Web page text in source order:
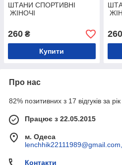
ШТАНИ СПОРТИВНІ
ЖІНОЧІ
260 ₴
Купити
260
Про нас
82% позитивних з 17 відгуків за рік
Працює з 22.05.2015
м. Одеса
Контакти